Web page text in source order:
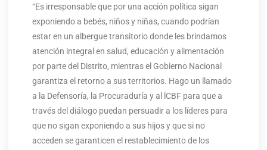
“Es irresponsable que por una acción política sigan
exponiendo a bebés, niños y niñas, cuando podrían
estar en un albergue transitorio donde les brindamos
atención integral en salud, educación y alimentación
por parte del Distrito, mientras el Gobierno Nacional
garantiza el retorno a sus territorios. Hago un llamado
a la Defensoría, la Procuraduría y al lCBF para que a
través del diálogo puedan persuadir a los líderes para
que no sigan exponiendo a sus hijos y que si no
acceden se garanticen el restablecimiento de los